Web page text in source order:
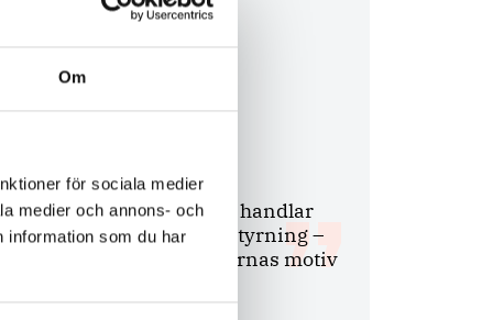
Om
för sociala medier
medier och annons- och
information som du har
9 juli 2026
Slutreplik:Det handlar
om kunskapsstyrning –
inte om forskarnas motiv